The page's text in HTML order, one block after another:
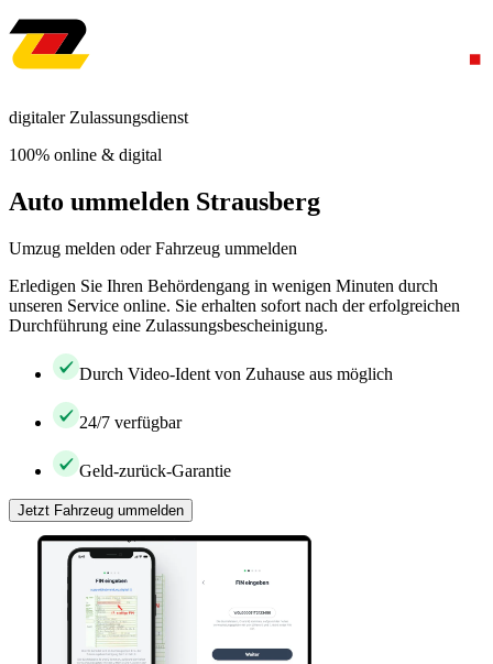
digitaler Zulassungsdienst
100% online & digital
Auto ummelden Strausberg
Umzug melden oder Fahrzeug ummelden
Erledigen Sie Ihren Behördengang in wenigen Minuten durch
unseren Service online. Sie erhalten sofort nach der erfolgreichen
Durchführung eine Zulassungsbescheinigung.
Durch Video-Ident von Zuhause aus möglich
24/7 verfügbar
Geld-zurück-Garantie
Jetzt Fahrzeug ummelden